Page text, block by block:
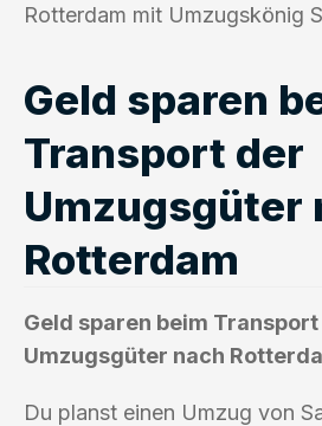
Rotterdam mit Umzugskönig
Geld sparen
Transport der
Umzugsgüter
Rotterdam
Geld sparen beim
Umzugsgüter nach
Du planst einen Umzug von